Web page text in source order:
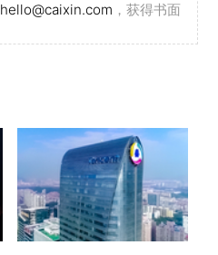
hello@caixin.com ，获得书面